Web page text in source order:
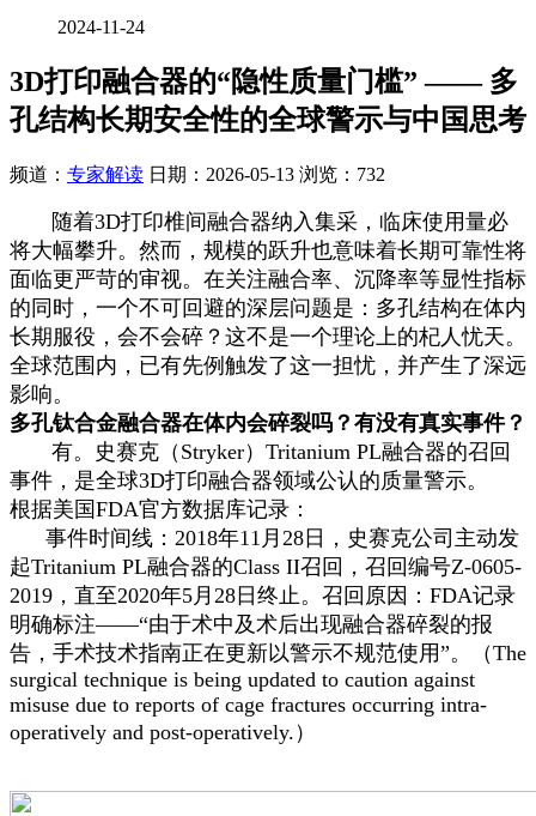
2024-11-24
3D打印融合器的“隐性质量门槛” —— 多
孔结构长期安全性的全球警示与中国思考
频道： 专家解读 日期： 2026-05-13 浏览：732
随着3D打印椎间融合器纳入集采，临床使用量必
将大幅攀升。然而，规模的跃升也意味着长期可靠性将
面临更严苛的审视。在关注融合率、沉降率等显性指标
的同时，一个不可回避的深层问题是：多孔结构在体内
长期服役，会不会碎？这不是一个理论上的杞人忧天。
全球范围内，已有先例触发了这一担忧，并产生了深远
影响。
多孔钛合金融合器在体内会碎裂吗？有没有真实事件？
有。史赛克（Stryker）Tritanium PL融合器的召回
事件，是全球3D打印融合器领域公认的质量警示。
根据美国FDA官方数据库记录：
事件时间线：2018年11月28日，史赛克公司主动发
起Tritanium PL融合器的Class II召回，召回编号Z-0605-
2019，直至2020年5月28日终止。召回原因：FDA记录
明确标注——“由于术中及术后出现融合器碎裂的报
告，手术技术指南正在更新以警示不规范使用”。（The
surgical technique is being updated to caution against
misuse due to reports of cage fractures occurring intra-
operatively and post-operatively.）